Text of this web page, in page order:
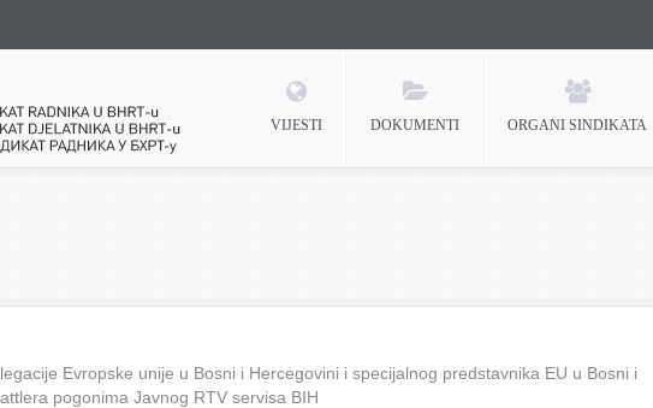
u BHRT-u
VIJESTI DOKUMENTI ORGANI SINDIKATA
Evropske unije u Bosni i Hercegovini i specijalnog predstavnika EU u Bosni i
pogonima Javnog RTV servisa BIH